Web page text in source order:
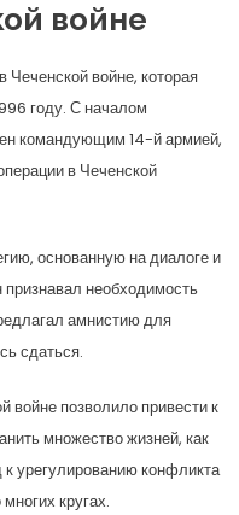
войне
Чеченской войне, которая
году. С началом
командующим 14-й армией,
в Чеченской
основанную на диалоге и
необходимость
амнистию для
сдаться.
войне позволило привести к
множество жизней, как
к урегулированию конфликта
кругах.